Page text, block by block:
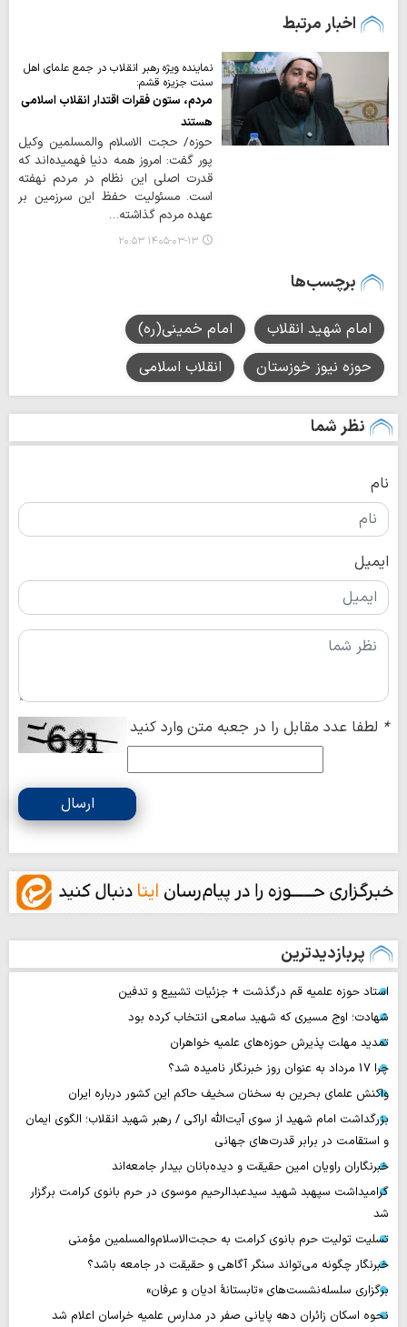
اخبار مرتبط
نماینده ویژه رهبر انقلاب در جمع علمای اهل
سنت جزیزه قشم:
مردم، ستون فقرات اقتدار انقلاب اسلامی
هستند
حوزه/ حجت الاسلام والمسلمین وکیل
پور گفت: امروز همه دنیا فهمیده‌اند که
قدرت اصلی این نظام در مردم نهفته
است. مسئولیت حفظ این سرزمین بر
عهده مردم گذاشته…
۱۴۰۵-۰۳-۱۳ ۲۰:۵۳
برچسب‌ها
امام شهید انقلاب
امام خمینی(ره)
حوزه نیوز خوزستان
انقلاب اسلامی
نظر شما
نام
ایمیل
* لطفا عدد مقابل را در جعبه متن وارد کنید
ارسال
پربازدیدترین
استاد حوزه علمیه قم درگذشت + جزئیات تشییع و تدفین
شهادت؛ اوج مسیری که شهید سامعی انتخاب کرده بود
تمدید مهلت پذیرش حوزه‌های علمیه خواهران
چرا 17 مرداد به عنوان روز خبرنگار نامیده شد؟
واکنش علمای بحرین به سخنان سخیف حاکم این کشور درباره ایران
بزرگداشت امام شهید از سوی آیت‌الله اراکی / رهبر شهید انقلاب؛ الگوی ایمان
و استقامت در برابر قدرت‌های جهانی
خبرنگاران راویان امین حقیقت و دیده‌بانان بیدار جامعه‌اند
گرامیداشت سپهبد شهید سیدعبدالرحیم موسوی در حرم بانوی کرامت برگزار
شد
تسلیت تولیت حرم بانوی کرامت به حجت‌الاسلام‌والمسلمین مؤمنی
خبرنگار چگونه می‌تواند سنگر آگاهی و حقیقت در جامعه باشد؟
برگزاری سلسله‌نشست‌های «تابستانهٔ ادیان و عرفان»
نحوه اسکان زائران دهه پایانی صفر در مدارس علمیه خراسان اعلام شد